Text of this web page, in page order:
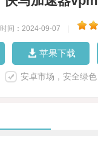
时间：2024-09-07
苹果下载
安卓市场，安全绿色